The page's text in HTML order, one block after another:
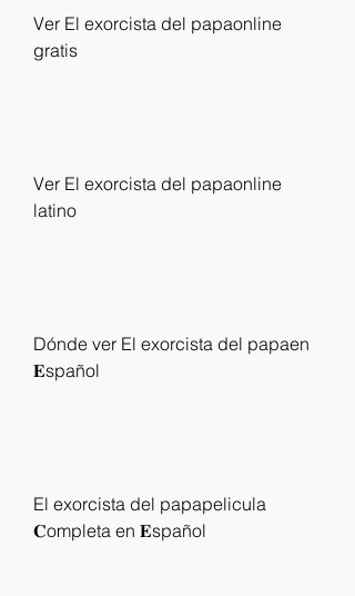
Ver El exorcista del papaonline
gratis
Ver El exorcista del papaonline
latino
Dónde ver El exorcista del papaen
𝐄spañol
El exorcista del papapelicula
𝐂ompleta en 𝐄spañol